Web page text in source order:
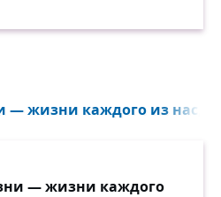
— жизни каждого из нас,
— жизни каждого